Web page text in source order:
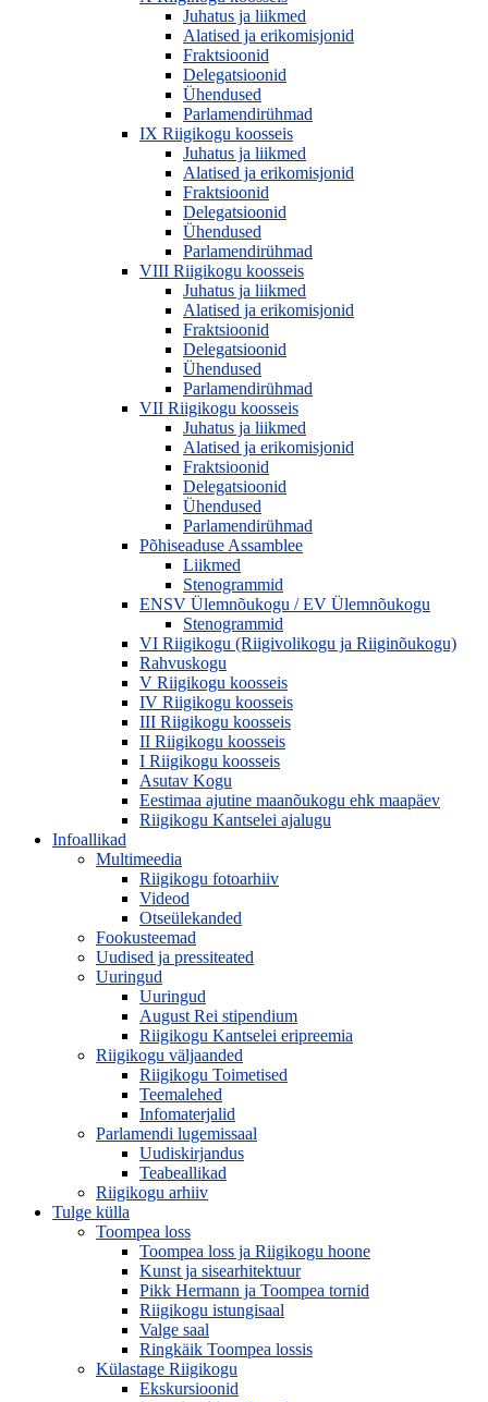
Juhatus ja liikmed
Alatised ja erikomisjonid
Fraktsioonid
Delegatsioonid
Ühendused
Parlamendirühmad
IX Riigikogu koosseis
Juhatus ja liikmed
Alatised ja erikomisjonid
Fraktsioonid
Delegatsioonid
Ühendused
Parlamendirühmad
VIII Riigikogu koosseis
Juhatus ja liikmed
Alatised ja erikomisjonid
Fraktsioonid
Delegatsioonid
Ühendused
Parlamendirühmad
VII Riigikogu koosseis
Juhatus ja liikmed
Alatised ja erikomisjonid
Fraktsioonid
Delegatsioonid
Ühendused
Parlamendirühmad
Põhiseaduse Assamblee
Liikmed
Stenogrammid
ENSV Ülemnõukogu / EV Ülemnõukogu
Stenogrammid
VI Riigikogu (Riigivolikogu ja Riiginõukogu)
Rahvuskogu
V Riigikogu koosseis
IV Riigikogu koosseis
III Riigikogu koosseis
II Riigikogu koosseis
I Riigikogu koosseis
Asutav Kogu
Eestimaa ajutine maanõukogu ehk maapäev
Riigikogu Kantselei ajalugu
Infoallikad
Multimeedia
Riigikogu fotoarhiiv
Videod
Otseülekanded
Fookusteemad
Uudised ja pressiteated
Uuringud
Uuringud
August Rei stipendium
Riigikogu Kantselei eripreemia
Riigikogu väljaanded
Riigikogu Toimetised
Teemalehed
Infomaterjalid
Parlamendi lugemissaal
Uudiskirjandus
Teabeallikad
Riigikogu arhiiv
Tulge külla
Toompea loss
Toompea loss ja Riigikogu hoone
Kunst ja sisearhitektuur
Pikk Hermann ja Toompea tornid
Riigikogu istungisaal
Valge saal
Ringkäik Toompea lossis
Külastage Riigikogu
Ekskursioonid